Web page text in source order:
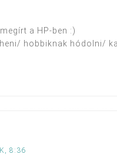
a HP-ben :)
hobbiknak hódolni/
8:36